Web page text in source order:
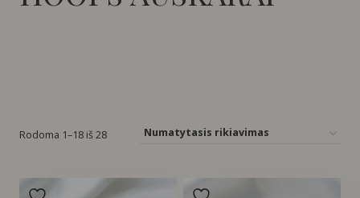
Rodoma 1–18 iš 28